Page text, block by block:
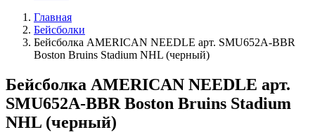
Главная
Бейсболки
Бейсболка AMERICAN NEEDLE арт. SMU652A-BBR
Boston Bruins Stadium NHL (черный)
Бейсболка AMERICAN NEEDLE арт.
SMU652A-BBR Boston Bruins Stadium
NHL (черный)